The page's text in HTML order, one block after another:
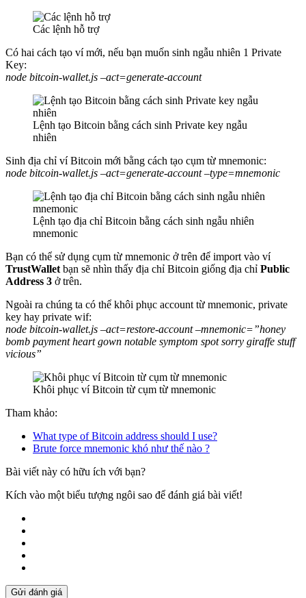
Các lệnh hỗ trợ
Có hai cách tạo ví mới, nếu bạn muốn sinh ngẫu nhiên 1 Private
Key:
node bitcoin-wallet.js –act=generate-account
Lệnh tạo Bitcoin bằng cách sinh Private key ngẫu
nhiên
Sinh địa chỉ ví Bitcoin mới bằng cách tạo cụm từ mnemonic:
node bitcoin-wallet.js –act=generate-account –type=mnemonic
Lệnh tạo địa chỉ Bitcoin bằng cách sinh ngẫu nhiên
mnemonic
Bạn có thể sử dụng cụm từ mnemonic ở trên để import vào ví
TrustWallet bạn sẽ nhìn thấy địa chỉ Bitcoin giống địa chỉ Public
Address 3 ở trên.
Ngoài ra chúng ta có thể khôi phục account từ mnemonic, private
key hay private wif:
node bitcoin-wallet.js –act=restore-account –mnemonic=”honey
bomb payment heart gown notable symptom spot sorry giraffe stuff
vicious”
Khôi phục ví Bitcoin từ cụm từ mnemonic
Tham khảo:
What type of Bitcoin address should I use?
Brute force mnemonic khó như thế nào ?
Bài viết này có hữu ích với bạn?
Kích vào một biểu tượng ngôi sao để đánh giá bài viết!
Gửi đánh giá